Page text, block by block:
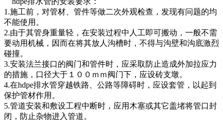
1.施工前，对管材、管件等做二次外观检查，发现有问题的均
不能使用。
2.由于其管身重量轻，在安装过程中人工即可搬动，一般不需
要动用机械，因而在将其放人沟槽时，不得与沟壁和沟底激烈
碰撞。
3.安装法兰接口的阀门和管件时，应采取防止造成外加拉应力
的措施，口径大于１００ｍｍ阀门下，应设砖支墩。
4.在hdpe排水管穿越铁路、公路等障碍时，应设套管，以起到
保护管材作用。
5.管道安装和敷设工程中断时，应用木塞或其它盖堵将管口封
闭，防止杂物进入管道。